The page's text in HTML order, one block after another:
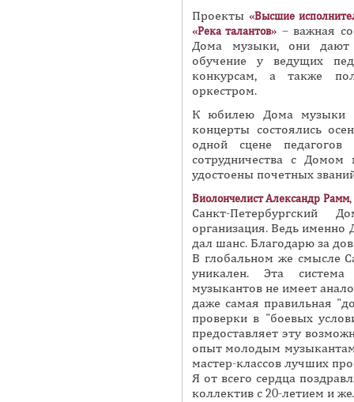
Проекты «Высшие
«Река талантов» – важная
Дома музыки, они дают
обучение у ведущих
конкурсам, а также
оркестром.
К юбилею Дома музыки
концерты состоялись
одной сцене
сотрудничества с Домом
удостоены почетных
Виолончелист Александр
Санкт-
организация. Ведь
дал шанс. Благодарю за
В глобальном же смысле
уникален. Эта
музыкантов не имеет
даже самая правильная
проверки в "боевых
предоставляет эту
опыт молодым
мастер-классов лучших
Я от всего сердца
коллектив с 20-летием и